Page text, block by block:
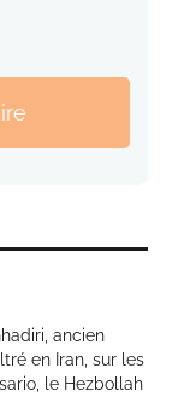
ancien
en Iran, sur les
le Hezbollah